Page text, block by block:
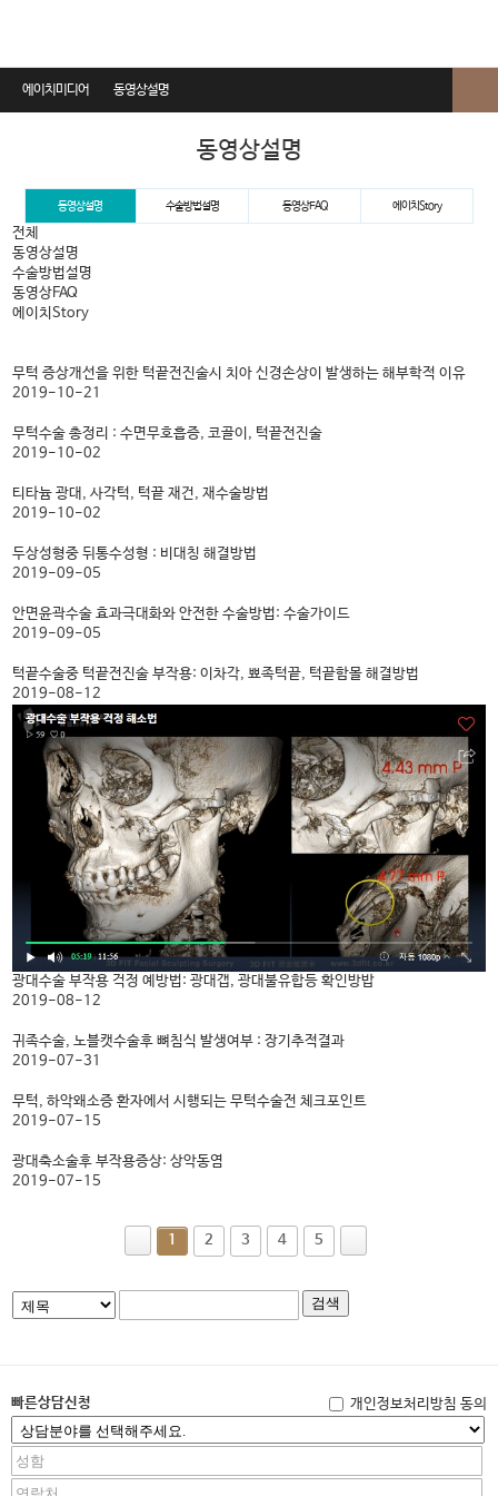
에이치미디어 동영상설명
수술방법설명
동영상설명
동영상설명 수술방법설명 동영상FAQ 에이치Story
전체
동영상설명
수술방법설명
동영상FAQ
에이치Story
무턱 증상개선을 위한 턱끝전진술시 치아 신경손상이 발생하는 해부학적 이유
2019-10-21
무턱수술 총정리 : 수면무호흡증, 코골이, 턱끝전진술
2019-10-02
티타늄 광대, 사각턱, 턱끝 재건, 재수술방법
2019-10-02
두상성형중 뒤통수성형 : 비대칭 해결방법
2019-09-05
안면윤곽수술 효과극대화와 안전한 수술방법: 수술가이드
2019-09-05
턱끝수술중 턱끝전진술 부작용: 이차각, 뾰족턱끝, 턱끝함몰 해결방법
2019-08-12
광대수술 부작용 걱정 예방법: 광대갭, 광대불유합등 확인방밥
2019-08-12
귀족수술, 노블캣수술후 뼈침식 발생여부 : 장기추적결과
2019-07-31
무턱, 하악왜소증 환자에서 시행되는 무턱수술전 체크포인트
2019-07-15
광대축소술후 부작용증상: 상악동염
2019-07-15
1 2 3 4 5
검색
빠른상담신청 개인정보처리방침 동의